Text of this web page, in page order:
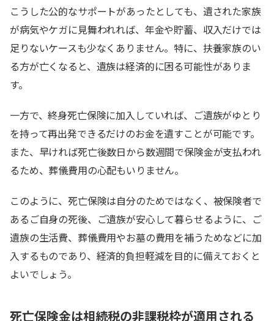
こうした公的なサポートがあったとしても、遺された家族
が病気やケガに見舞われれば、年金や貯蓄、収入だけでは
足りないケースも少なくありません。特に、扶養家族のい
る方が亡くなると、遺族は経済的に困る可能性がありま
す。
一方で、終身死亡保険に加入していれば、ご遺族がゆとり
を持って再出発できるだけのお金を遺すことが可能です。
また、早ければ死亡後数日から数週間で保険金が支払われ
るため、葬儀費用の心配もいりません。
このように、死亡保険は自分のためではなく、被保険者で
あるご自身の死後、ご遺族が安心して暮らせるように、ご
遺族の生活費、葬儀費用やお墓の費用を補うためなどに加
入するものであり、経済的負担軽減を目的に備えておくと
よいでしょう。
死亡保険金は相続税の非課税枠が適用される